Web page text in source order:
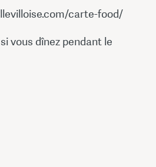
carte-food/
vous dînez pendant le